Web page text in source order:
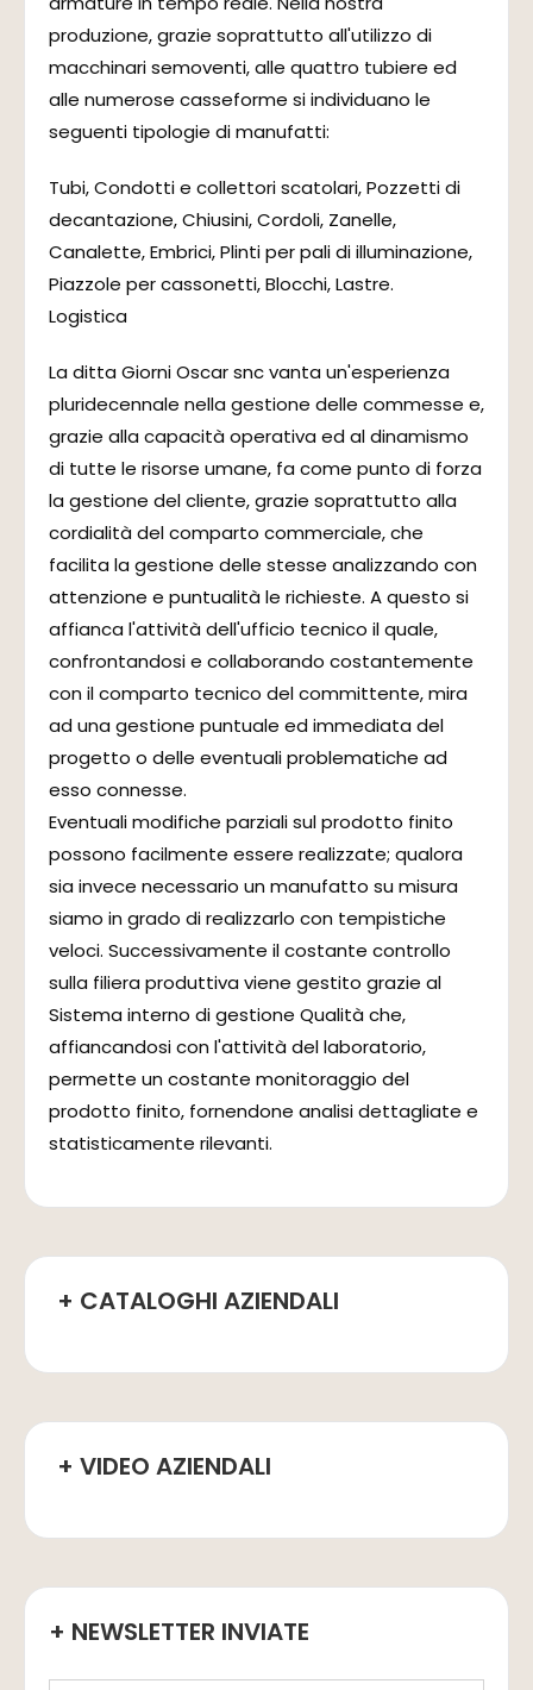
produzione, grazie soprattutto all'utilizzo di
macchinari semoventi, alle quattro tubiere ed
alle numerose casseforme si individuano le
seguenti tipologie di manufatti:
Tubi, Condotti e collettori scatolari, Pozzetti di
decantazione, Chiusini, Cordoli, Zanelle,
Canalette, Embrici, Plinti per pali di illuminazione,
Piazzole per cassonetti, Blocchi, Lastre.
Logistica
La ditta Giorni Oscar snc vanta un'esperienza
pluridecennale nella gestione delle commesse e,
grazie alla capacità operativa ed al dinamismo
di tutte le risorse umane, fa come punto di forza
la gestione del cliente, grazie soprattutto alla
cordialità del comparto commerciale, che
facilita la gestione delle stesse analizzando con
attenzione e puntualità le richieste. A questo si
affianca l'attività dell'ufficio tecnico il quale,
confrontandosi e collaborando costantemente
con il comparto tecnico del committente, mira
ad una gestione puntuale ed immediata del
progetto o delle eventuali problematiche ad
esso connesse.
Eventuali modifiche parziali sul prodotto finito
possono facilmente essere realizzate; qualora
sia invece necessario un manufatto su misura
siamo in grado di realizzarlo con tempistiche
veloci. Successivamente il costante controllo
sulla filiera produttiva viene gestito grazie al
Sistema interno di gestione Qualità che,
affiancandosi con l'attività del laboratorio,
permette un costante monitoraggio del
prodotto finito, fornendone analisi dettagliate e
statisticamente rilevanti.
+ CATALOGHI AZIENDALI
+ VIDEO AZIENDALI
+ NEWSLETTER INVIATE